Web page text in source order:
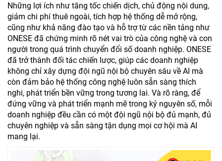
Những lợi ích như tăng tốc chiến dịch, chủ động nội dung,
giảm chi phí thuê ngoài, tích hợp hệ thống dễ mở rộng,
cũng như khả năng đào tạo và hỗ trợ từ các nền tảng như
ONESE đã chứng minh rõ nét vai trò của công nghệ và con
người trong quá trình chuyển đổi số doanh nghiệp. ONESE
đã trở thành đối tác chiến lược, giúp các doanh nghiệp
không chỉ xây dựng đội ngũ nội bộ chuyên sâu về AI mà
còn đảm bảo hệ thống công nghệ luôn sẵn sàng thích
nghi, phát triển bền vững trong tương lai. Và rõ ràng, để
đứng vững và phát triển mạnh mẽ trong kỷ nguyên số, mỗi
doanh nghiệp đều cần có một đội ngũ nội bộ đủ mạnh, đủ
chuyên nghiệp và sẵn sàng tận dụng mọi cơ hội mà AI
mang lại.